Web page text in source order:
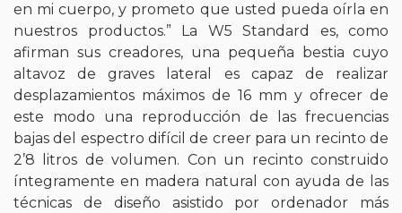
en mi cuerpo, y prometo que usted pueda oírla en
nuestros productos.” La W5 Standard es, como
afirman sus creadores, una pequeña bestia cuyo
altavoz de graves lateral es capaz de realizar
desplazamientos máximos de 16 mm y ofrecer de
este modo una reproducción de las frecuencias
bajas del espectro difícil de creer para un recinto de
2’8 litros de volumen. Con un recinto construido
íntegramente en madera natural con ayuda de las
técnicas de diseño asistido por ordenador más